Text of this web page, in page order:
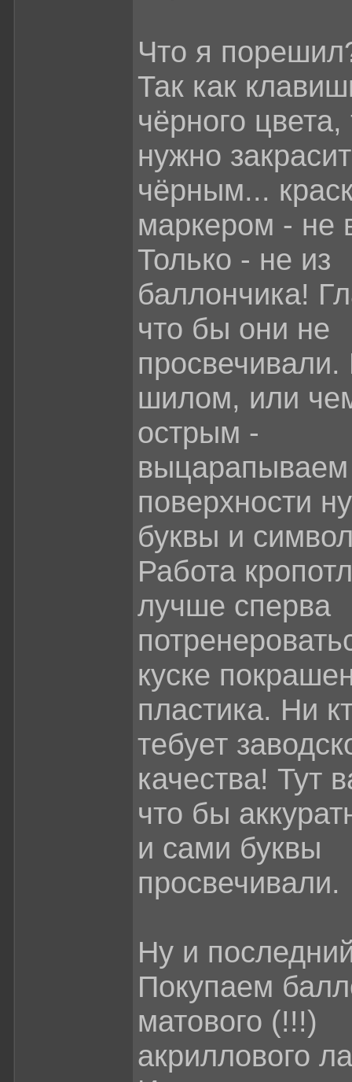
Что я
Так как
чёрного цвета,
нужно
чёрным...
маркером - не
Только - не из
баллончика!
что бы они не
шилом, или
острым -
поверхности
буквы и
Работа
лучше сперва
куске
пластика. Ни
тебует
качества! Тут
что бы
и сами буквы
просвечивали.
Ну и
Покупаем
матового (!!!)
акриллового